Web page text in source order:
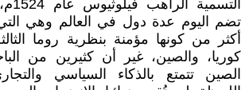
تضم اليوم عدة دول في العالم وهي التي
أكثر من كونها مؤمنة بنظرية روما
كوريا، والصين، غير أن كثيرين من
الصين تتمتع بالذكاء السياسي